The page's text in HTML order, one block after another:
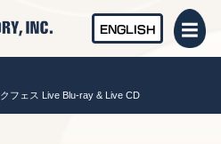
ENGLISH
フェス Live Blu-ray & Live CD